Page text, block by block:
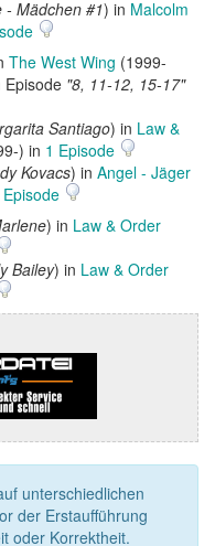
- Mädchen #1) in Malcolm
The West Wing (1999-
"8, 11-12, 15-17"
Santiago) in Law &
) in 1 Episode
Kovacs) in Angel - Jäger
Episode
) in Law & Order
Bailey) in Law & Order
unterschiedlichen
der Erstaufführung
oder Korrektheit.